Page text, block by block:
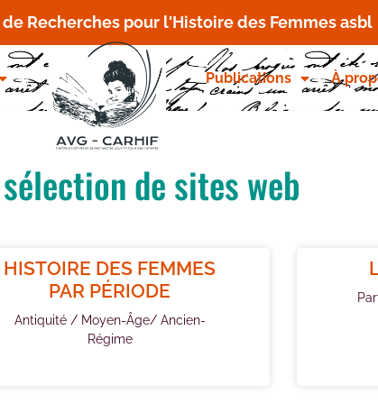
Recherches pour l'Histoire des Femmes asbl
Publications À
de sites web
HISTOIRE DES FEMMES
PAR PÉRIODE
Antiquité / Moyen-Âge/ Ancien-
Régime